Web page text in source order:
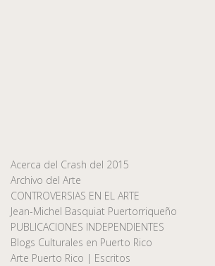
Acerca del Crash del 2015
Archivo del Arte
CONTROVERSIAS EN EL ARTE
Jean-Michel Basquiat Puertorriqueño
PUBLICACIONES INDEPENDIENTES
Blogs Culturales en Puerto Rico
Arte Puerto Rico | Escritos